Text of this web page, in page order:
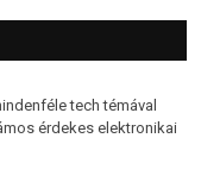
tech témával
érdekes elektronikai